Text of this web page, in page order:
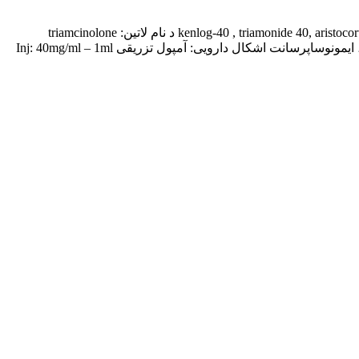
تریامسینولون استوناید TRIAMCINOLONE ACETONIDE نام های تجاری تریامسینولون استوناید : kenlog-40 , triamonide 40, aristocort, kenacort , trilon , cortiran , triam hexal د نام لاتین: triamcinolone
acetonide نام فارسی: تریامسینولون استوناید مصرف در حاملگی: C گروه درمانی – دارویی: گلوکوکورتیکوئید صناعی سریع‌الاثر – ضدالتهاب‌، ایمونوساپرسانت اشکال دارویی: آمپول تزریقی Inj: 40mg/ml – 1ml